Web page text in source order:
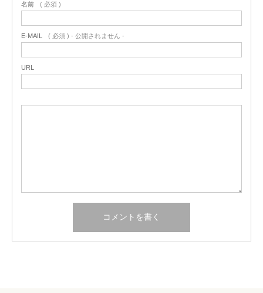
名前 ( 必須 )
E-MAIL ( 必須 ) - 公開されません -
URL